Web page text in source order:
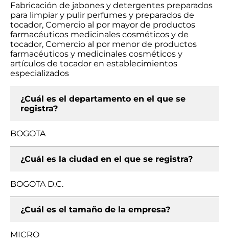
Fabricación de jabones y detergentes preparados
para limpiar y pulir perfumes y preparados de
tocador, Comercio al por mayor de productos
farmacéuticos medicinales cosméticos y de
tocador, Comercio al por menor de productos
farmacéuticos y medicinales cosméticos y
artículos de tocador en establecimientos
especializados
¿Cuál es el departamento en el que se
registra?
BOGOTA
¿Cuál es la ciudad en el que se registra?
BOGOTA D.C.
¿Cuál es el tamaño de la empresa?
MICRO